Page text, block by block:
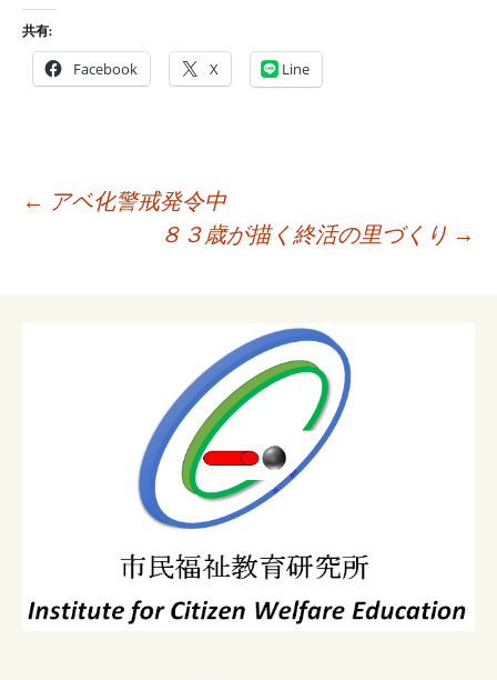
共有:
Facebook X Line
← アベ化警戒発令中
８３歳が描く終活の里づくり →